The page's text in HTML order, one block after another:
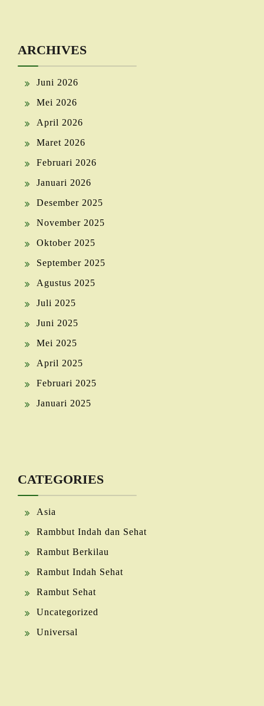
ARCHIVES
Juni 2026
Mei 2026
April 2026
Maret 2026
Februari 2026
Januari 2026
Desember 2025
November 2025
Oktober 2025
September 2025
Agustus 2025
Juli 2025
Juni 2025
Mei 2025
April 2025
Februari 2025
Januari 2025
CATEGORIES
Asia
Rambbut Indah dan Sehat
Rambut Berkilau
Rambut Indah Sehat
Rambut Sehat
Uncategorized
Universal